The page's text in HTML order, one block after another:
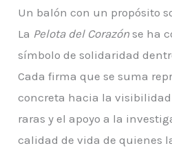
Un balón con un propósito
La Pelota del Corazón se ha
símbolo de solidaridad
Cada firma que se suma
concreta hacia la
raras y el apoyo a la
calidad de vida de quienes